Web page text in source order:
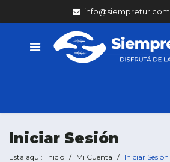
info@siempretur.com
Iniciar Sesión
Está aquí: Inicio Mi Cuenta Iniciar Sesión